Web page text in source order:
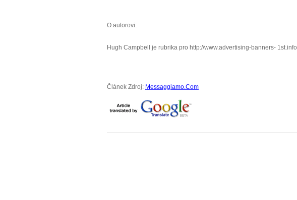
O autorovi:
Hugh Campbell je rubrika pro http://www.advertising-banners- 1st.info
Článek Zdroj: Messaggiamo.Com